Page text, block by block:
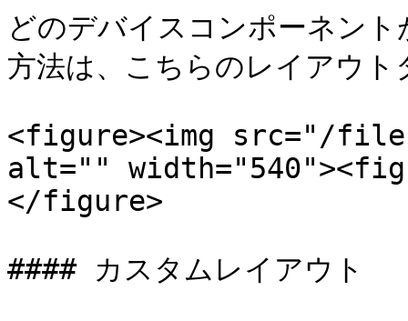
どのデバイスコンポーネン
方法は、こちらのレイアウト
<figure><img src="/files/
alt=""
</figure>
#### カスタムレイアウト